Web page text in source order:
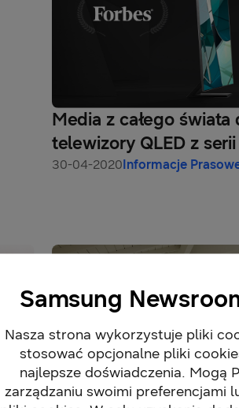
Media z całego świata
telewizory QLED z
30-04-2020Informacje
Samsung
Nasza strona wykorzystuje pliki
stosować opcjonalne pliki
najlepsze doświadczenia. Mogą
zarządzaniu swoimi preferencjami